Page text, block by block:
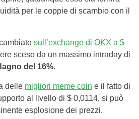
per le coppie di scambio con il
sull’exchange di OKX a $
sceso da un massimo intraday di
del 16%.
delle migliori meme coin e il fatto di
al livello di $ 0,0114, si può
esplosione dei prezzi.